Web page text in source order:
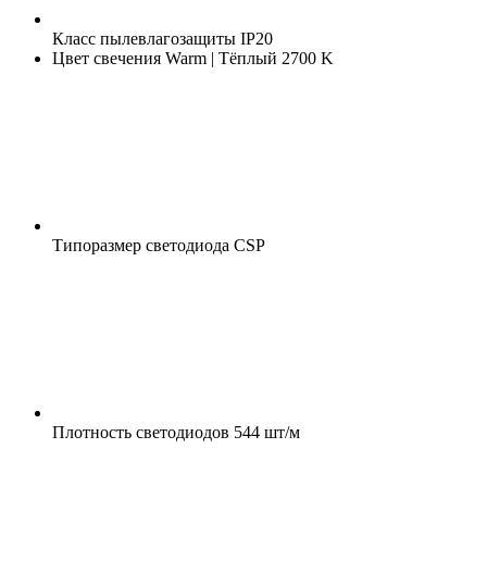
Класс пылевлагозащиты IP20
Цвет свечения Warm | Тёплый 2700 K
Типоразмер светодиода CSP
Плотность светодиодов 544 шт/м